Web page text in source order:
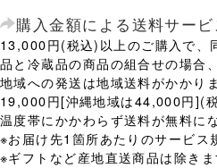
購入金額による送料サービ
13,000円(税込)以上のご購入で、
品と冷蔵品の商品の組合せの場合
地域への発送は地域送料がかかり
19,000円[沖縄地域は44,000円](
温度帯にかかわらず送料が無料に
※お届け先1箇所あたりのサービス
※ギフトなど産地直送商品は除きま